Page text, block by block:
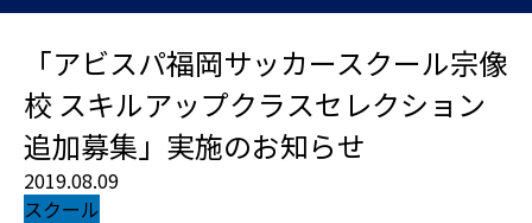
「アビスパ福岡サッカースクール宗像
校 スキルアップクラスセレクション
追加募集」実施のお知らせ
2019.08.09
スクール